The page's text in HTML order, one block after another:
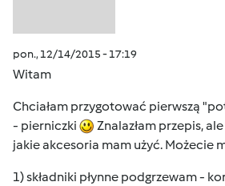
pon., 12/14/2015 - 17:19
Witam
Chciałam przygotować pierwszą
- pierniczki
Znalazłam przepis,
jakie akcesoria mam użyć. Możecie
1) składniki płynne podgrzewam -